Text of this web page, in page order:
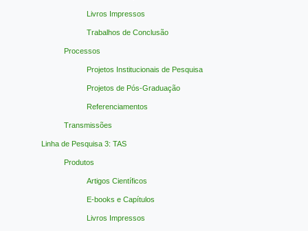
Livros Impressos
Trabalhos de Conclusão
Processos
Projetos Institucionais de Pesquisa
Projetos de Pós-Graduação
Referenciamentos
Transmissões
Linha de Pesquisa 3: TAS
Produtos
Artigos Científicos
E-books e Capítulos
Livros Impressos